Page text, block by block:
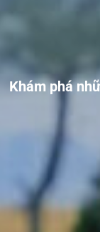
Khám phá